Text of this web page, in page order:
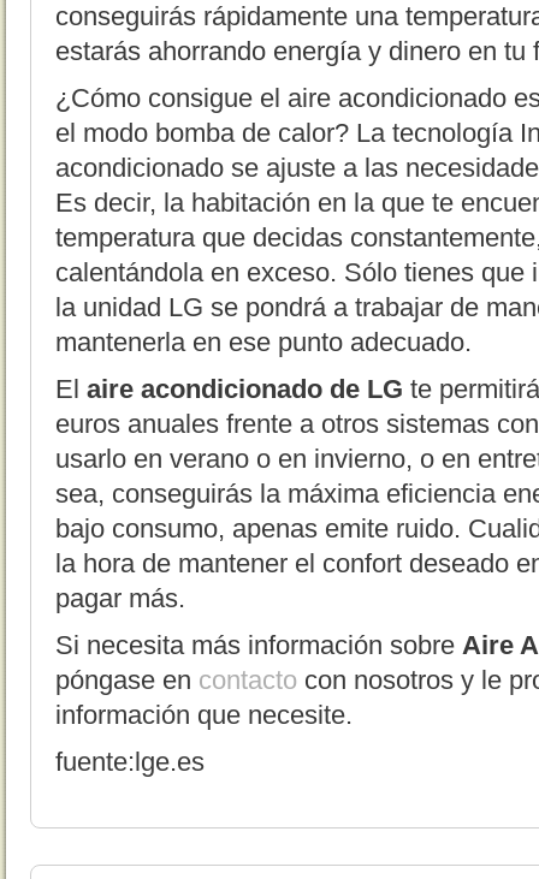
conseguirás rápidamente una
estarás ahorrando energía y dinero en tu
¿Cómo consigue el aire acondicionado
el modo bomba de calor? La tecnología
acondicionado se ajuste a las
Es decir, la habitación en la que te
temperatura que decidas
calentándola en exceso. Sólo tienes que
la unidad LG se pondrá a trabajar de
mantenerla en ese punto adecuado.
El aire acondicionado de LG te
euros anuales frente a otros sistemas
usarlo en verano o en invierno, o en
sea, conseguirás la máxima eficiencia
bajo consumo, apenas emite ruido.
la hora de mantener el confort deseado
pagar más.
Si necesita más información sobre Aire
póngase en contacto con nosotros y le
información que necesite.
fuente:lge.es